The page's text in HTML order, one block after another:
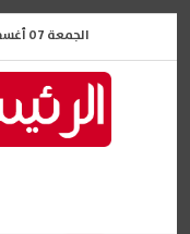
الجمعة 07 أغسطس 2026 الموافق 24 صفر 1448